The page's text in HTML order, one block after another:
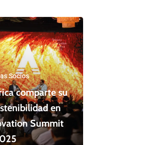
Socios
comparte su
en
Summit